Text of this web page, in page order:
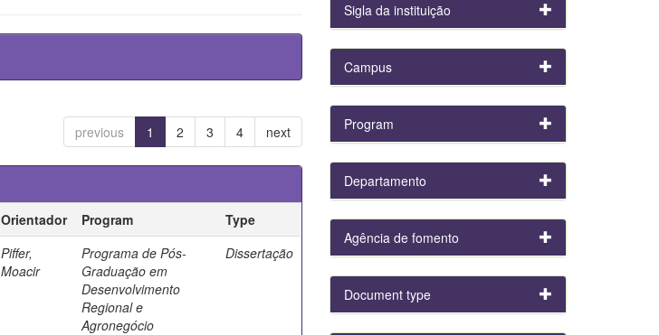
previous 1 2 3 4 next
Orientador Program
Type
Piffer,
Moacir
Programa de Pós-
Graduação em
Desenvolvimento
Regional e
Agronegócio
Dissertação
Sigla da instituição
Campus
Program
Departamento
Agência de fomento
Document type